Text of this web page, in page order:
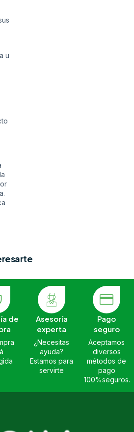
u
de
Asesoría
experta
¿Necesitas
ayuda?
Estamos para
servirte
Pago
seguro
Aceptamos
diversos
métodos de
pago
100%seguros.